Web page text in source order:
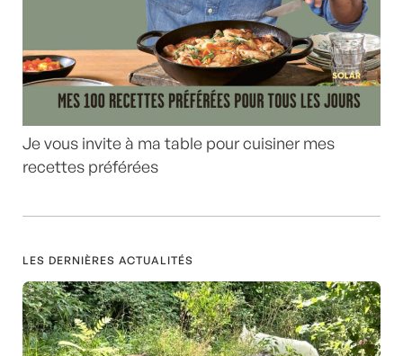
Je vous invite à ma table pour cuisiner mes
recettes préférées
LES DERNIÈRES ACTUALITÉS